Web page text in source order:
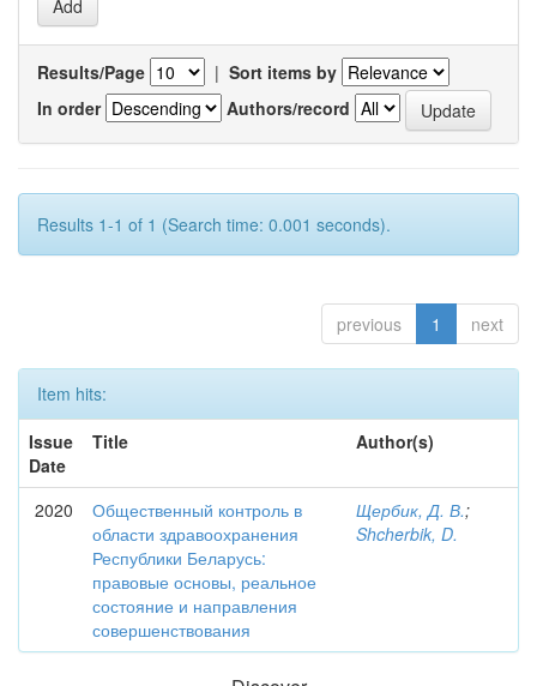
Results/Page | Sort items by
In order
Authors/record
Results 1-1 of 1 (Search time: 0.001 seconds).
previous 1 next
Item hits:
Issue
Date
Title Author(s)
2020
Общественный контроль в
области здравоохранения
Республики Беларусь:
правовые основы, реальное
состояние и направления
совершенствования
Щербик, Д. В.;
Shcherbik, D.